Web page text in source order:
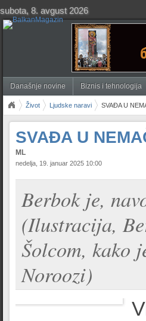
subota, 8. avgust 2026
Današnje novine Biznis i tehnologija
Život Ljudske naravi SVAĐA U
SVAĐA U
ML
nedelja, 19. januar 2025 10:00
Berbok je,
(Ilustracija,
Šolcom, kako
Noroozi)